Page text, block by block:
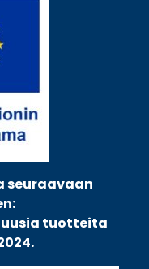
seuraavaan
tuotteita